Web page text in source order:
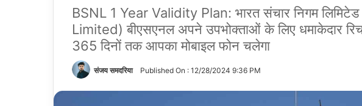
BSNL 1 Year Validity Plan: भारत संचार निगम
Limited) बीएसएनल अपने उपभोक्ताओं के लिए धमाकेदार
365 दिनों तक आपका मोबाइल फोन चलेगा
संजय समदरिया Published On : 12/28/2024 9:36 PM